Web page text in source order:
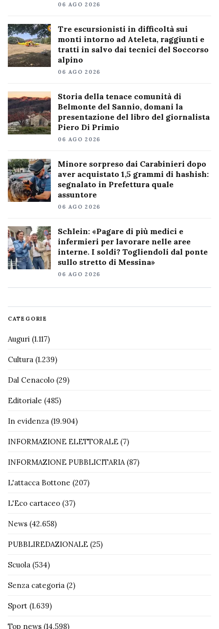
06 AGO 2026
Tre escursionisti in difficoltà sui
monti intorno ad Ateleta, raggiunti e
tratti in salvo dai tecnici del Soccorso
alpino
06 AGO 2026
Storia della tenace comunità di
Belmonte del Sannio, domani la
presentazione del libro del giornalista
Piero Di Primio
06 AGO 2026
Minore sorpreso dai Carabinieri dopo
aver acquistato 1,5 grammi di hashish:
segnalato in Prefettura quale
assuntore
06 AGO 2026
Schlein: «Pagare di più medici e
infermieri per lavorare nelle aree
interne. I soldi? Togliendoli dal ponte
sullo stretto di Messina»
06 AGO 2026
CATEGORIE
Auguri (1.117)
Cultura (1.239)
Dal Cenacolo (29)
Editoriale (485)
In evidenza (19.904)
INFORMAZIONE ELETTORALE (7)
INFORMAZIONE PUBBLICITARIA(87)
L'attacca Bottone (207)
L'Eco cartaceo (37)
News (42.658)
PUBBLIREDAZIONALE (25)
Scuola (534)
Senza categoria (2)
Sport (1.639)
Top news (14.598)